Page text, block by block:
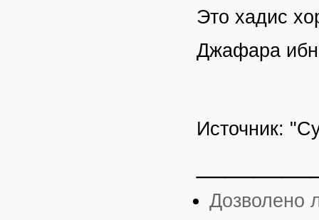
Это хадис
Джафара
Источник:
Дозволено